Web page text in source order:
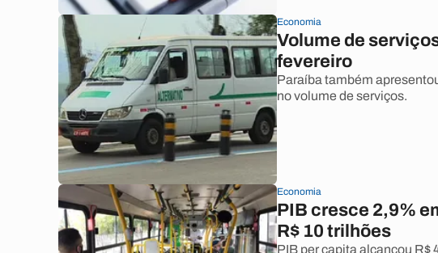
Economia
Volume de
fevereiro
Paraíba também
no volume de serviços.
Economia
PIB cresce 2,9%
R$ 10 trilhões
PIB per capita alcançou R$